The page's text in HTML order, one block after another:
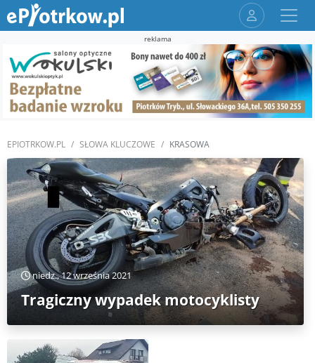
reklama
EPIOTRKOW.PL SŁOWA KLUCZOWE KRASOWA
niedz., 12 września 2021
Tragiczny wypadek motocyklisty